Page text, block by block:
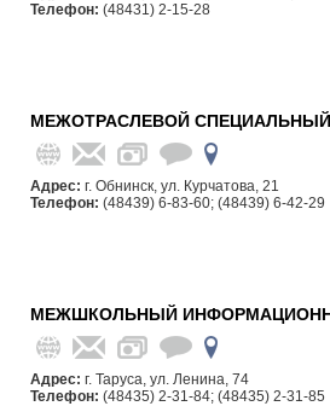
Телефон: (48431) 2-15-28
МЕЖОТРАСЛЕВОЙ
Адрес: г. Обнинск, ул. Курчатова, 21
Телефон: (48439) 6-83-60; (48439) 6-42-29
МЕЖШКОЛЬНЫЙ
Адрес: г. Таруса, ул. Ленина, 74
Телефон: (48435) 2-31-84; (48435) 2-31-85